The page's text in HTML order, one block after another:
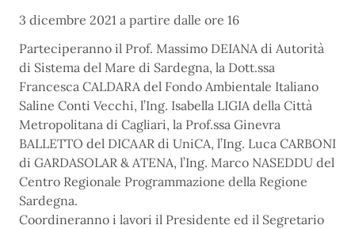
3 dicembre 2021 a partire dalle ore 16
Parteciperanno il Prof. Massimo DEIANA di Autorità
di Sistema del Mare di Sardegna, la Dott.ssa
Francesca CALDARA del Fondo Ambientale Italiano
Saline Conti Vecchi, l’Ing. Isabella LIGIA della Città
Metropolitana di Cagliari, la Prof.ssa Ginevra
BALLETTO del DICAAR di UniCA, l’Ing. Luca CARBONI
di GARDASOLAR & ATENA, l’Ing. Marco NASEDDU del
Centro Regionale Programmazione della Regione
Sardegna.
Coordineranno i lavori il Presidente ed il Segretario